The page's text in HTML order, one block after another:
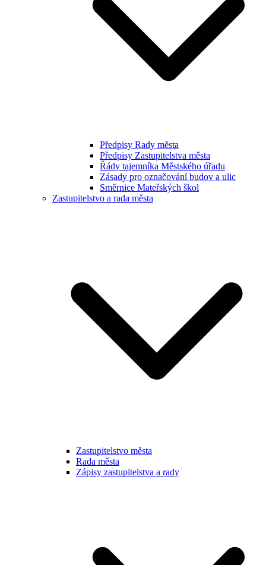
Předpisy Rady města
Předpisy Zastupitelstva města
Řády tajemníka Městského úřadu
Zásady pro označování budov a ulic
Směrnice Mateřských škol
Zastupitelstvo a rada města
Zastupitelstvo města
Rada města
Zápisy zastupitelstva a rady